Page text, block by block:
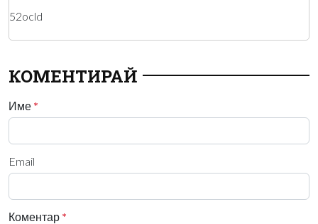
52ocld
КОМЕНТИРАЙ
Име *
Email
Коментар *